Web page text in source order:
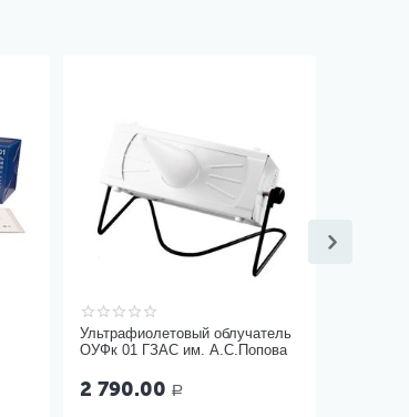
Ультрафиолетовый облучатель
ОУФк 01 ГЗАС им. А.С.Попова
2 790.00 Р